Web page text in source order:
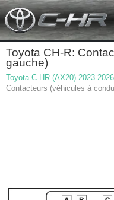
Toyota CH-R:
gauche)
Toyota C-HR (AX20) 2023-
Contacteurs (véhicules à